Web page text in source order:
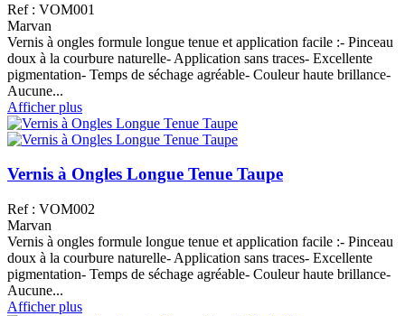
Ref : VOM001
Marvan
Vernis à ongles formule longue tenue et application facile :- Pinceau
doux à la courbure naturelle- Application sans traces- Excellente
pigmentation- Temps de séchage agréable- Couleur haute brillance-
Aucune...
Afficher plus
Vernis à Ongles Longue Tenue Taupe
Ref : VOM002
Marvan
Vernis à ongles formule longue tenue et application facile :- Pinceau
doux à la courbure naturelle- Application sans traces- Excellente
pigmentation- Temps de séchage agréable- Couleur haute brillance-
Aucune...
Afficher plus